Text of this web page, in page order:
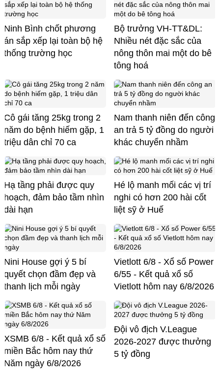
Ninh Bình chốt phương
án sắp xếp lại toàn bộ hệ
thống trường học
Bộ trưởng VH-TT&DL:
Nhiều nét đặc sắc của
nông thôn mai một do bê
tông hoá
Cô gái tăng 25kg trong 2
năm do bệnh hiếm gặp, 1
triệu dân chỉ 70 ca
Nam thanh niên đến công
an trả 5 tỷ đồng do người
khác chuyển nhầm
Hạ tầng phải được quy
hoạch, đảm bảo tầm nhìn
dài hạn
Hé lộ manh mối các vị trí
nghi có hơn 200 hài cốt
liệt sỹ ở Huế
Nini House gợi ý 5 bí
quyết chọn đầm đẹp và
thanh lịch mỗi ngày
Vietlott 6/8 - Xổ số Power
6/55 - Kết quả xổ số
Vietlott hôm nay 6/8/2026
XSMB 6/8 - Kết quả xổ số
miền Bắc hôm nay thứ
Năm ngày 6/8/2026
Đội vô địch V.League
2026-2027 được thưởng
5 tỷ đồng